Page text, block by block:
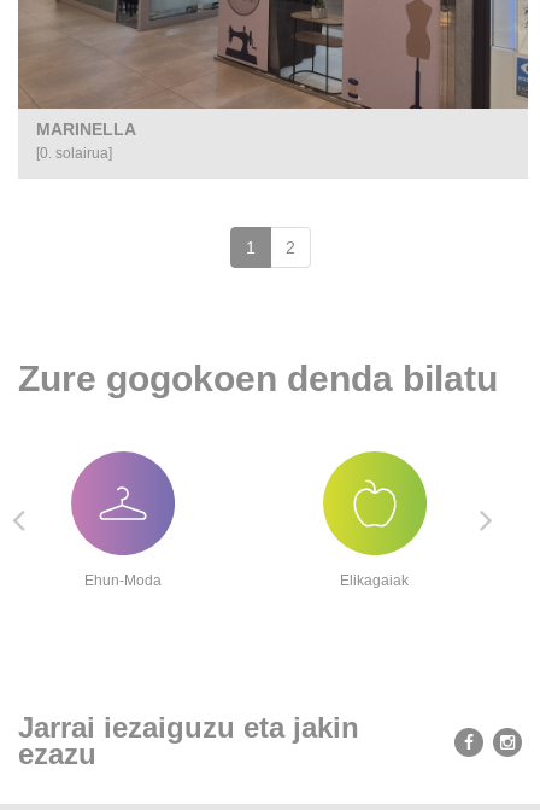
MARINELLA
[0. solairua]
1 (gaur
egungo
2
Zure gogokoen denda bilatu
Ehun-Moda Elikagaiak
Jarrai iezaiguzu eta jakin
ezazu